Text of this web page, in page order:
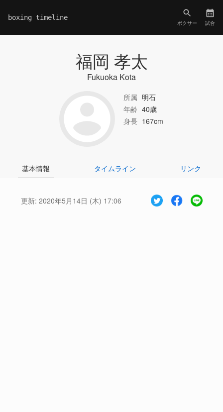
boxing timeline
ボクサー 試合
福岡 孝太
Fukuoka Kota
所属 明石
年齢 40歳
身長 167cm
基本情報 タイムライン リンク
更新: 2020年5月14日 (木) 17:06